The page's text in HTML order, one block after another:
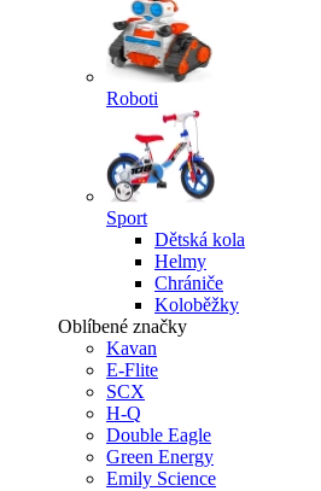
Roboti
Sport
Dětská kola
Helmy
Chrániče
Koloběžky
Oblíbené značky
Kavan
E-Flite
SCX
H-Q
Double Eagle
Green Energy
Emily Science